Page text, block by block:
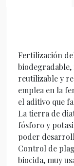
Fertilización
biodegradable,
reutilizable y
emplea en la
el aditivo que
La tierra de
fósforo y
poder
Control de
biocida, muy